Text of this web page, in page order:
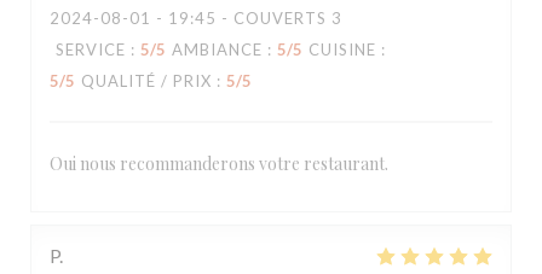
2024-08-01 - 19:45 - COUVERTS 3
SERVICE : 5/5 AMBIANCE : 5/5 CUISINE :
5/5 QUALITÉ / PRIX : 5/5
Oui nous recommanderons votre restaurant.
P